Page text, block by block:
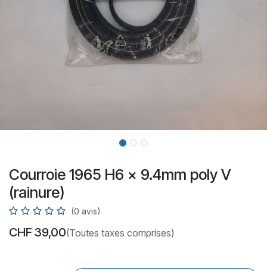
Courroie 1965 H6 x 9.4mm poly V
(rainure)
(0 avis)
CHF 39,00(Toutes taxes comprises)